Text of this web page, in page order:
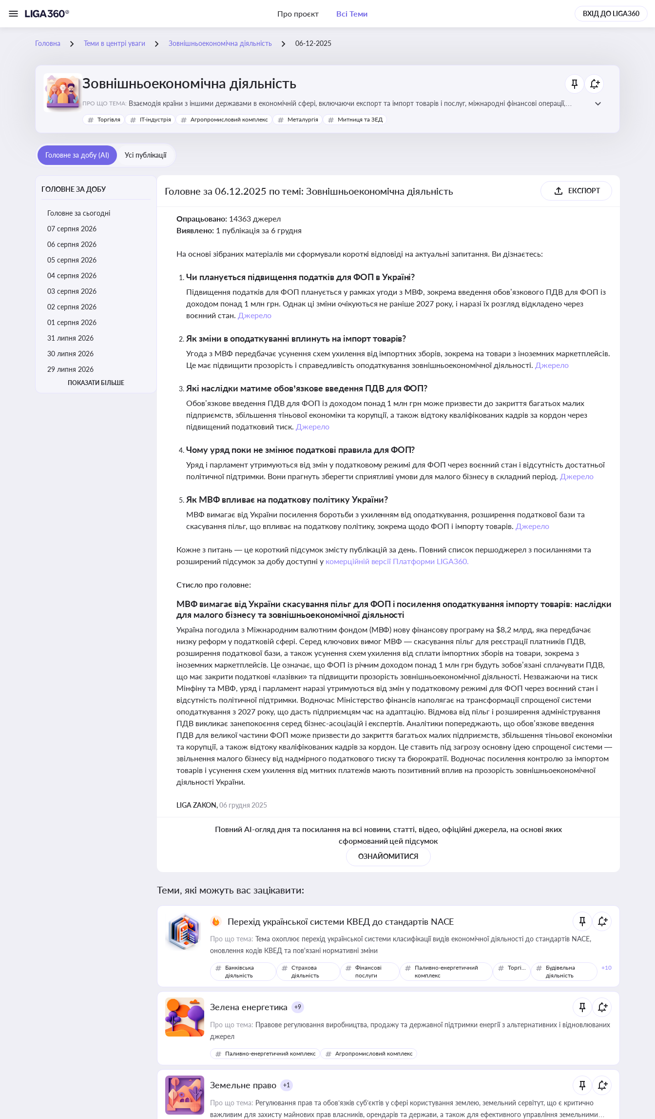
Про проєкт Всі Теми ВХІД ДО LIGA360
Головна Теми в центрі уваги Зовнішньоекономічна діяльність 06-12-2025
Зовнішньоекономічна діяльність
ПРО ЩО ТЕМА: Взаємодія країни з іншими державами в економічній сфері, включаючи експорт та імпорт товарів і послуг, міжнародні фінансові операції,
інвестиції, торгівлю, митне регулювання
Торгівля IT-індустрія Агропромисловий комплекс Металургія Митниця та ЗЕД
Головне за добу (AI) Усі публікації
ГОЛОВНЕ ЗА ДОБУ
Головне за сьогодні
07 серпня 2026
06 серпня 2026
05 серпня 2026
04 серпня 2026
03 серпня 2026
02 серпня 2026
01 серпня 2026
31 липня 2026
30 липня 2026
29 липня 2026
ПОКАЗАТИ БІЛЬШЕ
Головне за 06.12.2025 по темі: Зовнішньоекономічна діяльність ЕКСПОРТ
Опрацьовано: 14363 джерел
Виявлено: 1 публікація за 6 грудня
На основі зібраних матеріалів ми сформували короткі відповіді на актуальні запитання. Ви дізнаєтесь:
Чи планується підвищення податків для ФОП в Україні?
Підвищення податків для ФОП планується у рамках угоди з МВФ, зокрема введення обов’язкового ПДВ для ФОП із
доходом понад 1 млн грн. Однак ці зміни очікуються не раніше 2027 року, і наразі їх розгляд відкладено через
воєнний стан. Джерело
Як зміни в оподаткуванні вплинуть на імпорт товарів?
Угода з МВФ передбачає усунення схем ухилення від імпортних зборів, зокрема на товари з іноземних маркетплейсів.
Це має підвищити прозорість і справедливість оподаткування зовнішньоекономічної діяльності. Джерело
Які наслідки матиме обов’язкове введення ПДВ для ФОП?
Обов’язкове введення ПДВ для ФОП із доходом понад 1 млн грн може призвести до закриття багатьох малих
підприємств, збільшення тіньової економіки та корупції, а також відтоку кваліфікованих кадрів за кордон через
підвищений податковий тиск. Джерело
Чому уряд поки не змінює податкові правила для ФОП?
Уряд і парламент утримуються від змін у податковому режимі для ФОП через воєнний стан і відсутність достатньої
політичної підтримки. Вони прагнуть зберегти сприятливі умови для малого бізнесу в складний період. Джерело
Як МВФ впливає на податкову політику України?
МВФ вимагає від України посилення боротьби з ухиленням від оподаткування, розширення податкової бази та
скасування пільг, що впливає на податкову політику, зокрема щодо ФОП і імпорту товарів. Джерело
Кожне з питань — це короткий підсумок змісту публікацій за день. Повний список першоджерел з посиланнями та
розширений підсумок за добу доступні у комерційній версії Платформи LIGA360.
Стисло про головне:
МВФ вимагає від України скасування пільг для ФОП і посилення оподаткування імпорту товарів: наслідки
для малого бізнесу та зовнішньоекономічної діяльності
Україна погодила з Міжнародним валютним фондом (МВФ) нову фінансову програму на $8,2 млрд, яка передбачає
низку реформ у податковій сфері. Серед ключових вимог МВФ — скасування пільг для реєстрації платників ПДВ,
розширення податкової бази, а також усунення схем ухилення від сплати імпортних зборів на товари, зокрема з
іноземних маркетплейсів. Це означає, що ФОП із річним доходом понад 1 млн грн будуть зобов’язані сплачувати ПДВ,
що має закрити податкові «лазівки» та підвищити прозорість зовнішньоекономічної діяльності. Незважаючи на тиск
Мінфіну та МВФ, уряд і парламент наразі утримуються від змін у податковому режимі для ФОП через воєнний стан і
відсутність політичної підтримки. Водночас Міністерство фінансів наполягає на трансформації спрощеної системи
оподаткування з 2027 року, що дасть підприємцям час на адаптацію. Відмова від пільг і розширення адміністрування
ПДВ викликає занепокоєння серед бізнес-асоціацій і експертів. Аналітики попереджають, що обов’язкове введення
ПДВ для великої частини ФОП може призвести до закриття багатьох малих підприємств, збільшення тіньової економіки
та корупції, а також відтоку кваліфікованих кадрів за кордон. Це ставить під загрозу основну ідею спрощеної системи —
звільнення малого бізнесу від надмірного податкового тиску та бюрократії. Водночас посилення контролю за імпортом
товарів і усунення схем ухилення від митних платежів мають позитивний вплив на прозорість зовнішньоекономічної
діяльності України.
LIGA ZAKON,06 грудня 2025
Повний AI-огляд дня та посилання на всі новини, статті, відео, офіційні джерела, на основі яких
сформований цей підсумок
ОЗНАЙОМИТИСЯ
Теми, які можуть вас зацікавити:
Перехід української системи КВЕД до стандартів NACE
Про що тема: Тема охоплює перехід української системи класифікації видів економічної діяльності до стандартів NACE,
оновлення кодів КВЕД та пов'язані нормативні зміни
Банківська
діяльність
Страхова
діяльність
Фінансові
послуги
Паливно-енергетичний
комплекс
Торгівля
Будівельна
діяльність
+10
Зелена енергетика +9
Про що тема: Правове регулювання виробництва, продажу та державної підтримки енергії з альтернативних і відновлюваних
джерел
Паливно-енергетичний комплекс Агропромисловий комплекс
Земельне право +1
Про що тема: Регулювання прав та обов’язків суб’єктів у сфері користування землею, земельний сервітут, що є критично
важливим для захисту майнових прав власників, орендарів та держави, а також для ефективного управління земельними